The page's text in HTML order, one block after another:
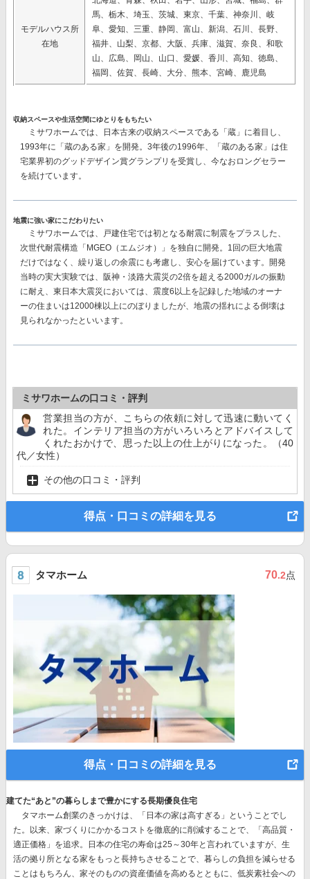
モデルハウス所
在地
馬、栃木、埼玉、茨城、東京、千葉、神奈川、岐
阜、愛知、三重、静岡、富山、新潟、石川、長野、
福井、山梨、京都、大阪、兵庫、滋賀、奈良、和歌
山、広島、岡山、山口、愛媛、香川、高知、徳島、
福岡、佐賀、長崎、大分、熊本、宮崎、鹿児島
収納スペースや生活空間にゆとりをもちたい
ミサワホームでは、日本古来の収納スペースである「蔵」に着目し、
1993年に「蔵のある家」を開発。3年後の1996年、「蔵のある家」は住
宅業界初のグッドデザイン賞グランプリを受賞し、今なおロングセラー
を続けています。
地震に強い家にこだわりたい
ミサワホームでは、戸建住宅では初となる耐震に制震をプラスした、
次世代耐震構造「MGEO（エムジオ）」を独自に開発。 1回の巨大地震
だけではなく、繰り返しの余震にも考慮し、安心を届けています。開発
当時の実大実験では、阪神・淡路大震災の2倍を超える2000ガルの振動
に耐え、東日本大震災においては、震度6以上を記録した地域のオーナ
ーの住まいは12000棟以上にのぼりましたが、地震の揺れによる倒壊は
見られなかったといいます。
ミサワホームの口コミ・評判
営業担当の方が、こちらの依頼に対して迅速に動いてく
れた。インテリア担当の方がいろいろとアドバイスして
くれたおかけで、思った以上の仕上がりになった。（40
代／女性）
その他の口コミ・評判
得点・口コミの詳細を見る
タマホーム 70.2点
得点・口コミの詳細を見る
建てた“あと”の暮らしまで豊かにする長期優良住宅
タマホーム創業のきっかけは、「日本の家は高すぎる」ということでし
た。以来、 家づくりにかかるコストを徹底的に削減することで、「高品質・
適正価格」を追求。
日本の住宅の寿命は25～30年と言われていますが、生
活の拠り所となる家をもっと長持ちさせることで、暮らしの負担を減らせる
ことはもちろん、家そのものの資産価値を高めるとともに、低炭素社会への